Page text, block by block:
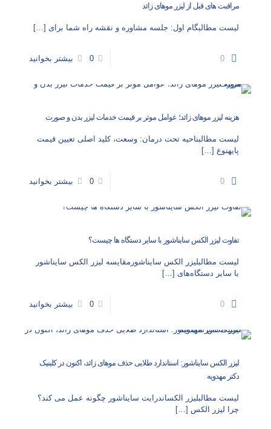
مراقبت‌ های قبل از لیزر موهای زائد
لیست مطالبگام اول: جلسه مشاوره و نقشه راه شما برای […]
0
0 بیشتر بخوانید
هزینه لیزر موهای زائد؛ عوامل موثر بر قیمت خدمات لیزر بدن و صورت
لیست مطالبناحیه تحت درمان: وسعت، کلید اصلی تعیین قیمت
پایهنوع […]
0
0 بیشتر بخوانید
تفاوت لیزر الکس سایناشور با سایر دستگاه‌ ها چیست؟
لیست مطالبلیزر الکس سایناشورمقایسه لیزر الکس سایناشور
با سایر دستگاه‌های […]
0
0 بیشتر بخوانید
لیزر الکس سایناشور: استاندارد طلایی حذف موهای زائد، اکنون در کلینیک
دکتر مهدویه
لیست مطالبلیزر الکساندرایت سایناشور چگونه عمل می‌ کند؟
چرا لیزر الکس […]